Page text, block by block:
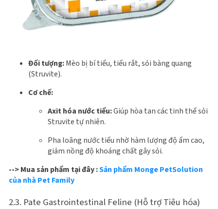
Đối tượng:Mèo bị bí tiểu, tiểu rắt, sỏi bàng quang
(Struvite).
Cơ chế:
Axit hóa nước tiểu:Giúp hòa tan các tinh thể sỏi
Struvite tự nhiên.
Pha loãng nước tiểu nhờ hàm lượng độ ẩm cao,
giảm nồng độ khoáng chất gây sỏi.
--> Mua sản phẩm tại đây :Sản phẩm Monge PetSolution
của nhà Pet Family
2.3. Pate Gastrointestinal Feline (Hỗ trợ Tiêu hóa)